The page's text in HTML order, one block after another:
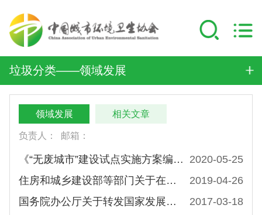
垃圾分类——领域发展
领域发展 相关文章
负责人： 邮箱：
《“无废城市”建设试点实施方案编制指南》和《“无废城市”建设指标体系（试行）》正式发布
2020-05-25
住房和城乡建设部等部门关于在全国地级 及以上城市全面开展生活垃圾分类工作的通知
2019-04-26
国务院办公厅关于转发国家发展改革委 住房城乡建设部生活垃圾分类 制度实施方案的通知
2017-03-18